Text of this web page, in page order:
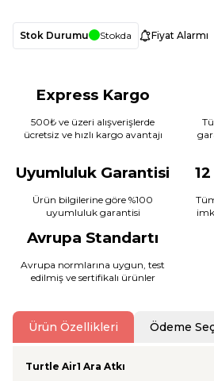
Stok Durumu Stokda Fiyat Alarmı
Express Kargo
500₺ ve üzeri alışverişlerde
ücretsiz ve hızlı kargo avantajı
Uyumluluk Garantisi
Ürün bilgilerine göre %100
uyumluluk garantisi
Avrupa Standartı
Avrupa normlarına uygun, test
edilmiş ve sertifikalı ürünler
Ürün Özellikleri Ödeme
Turtle Air1 Ara Atkı